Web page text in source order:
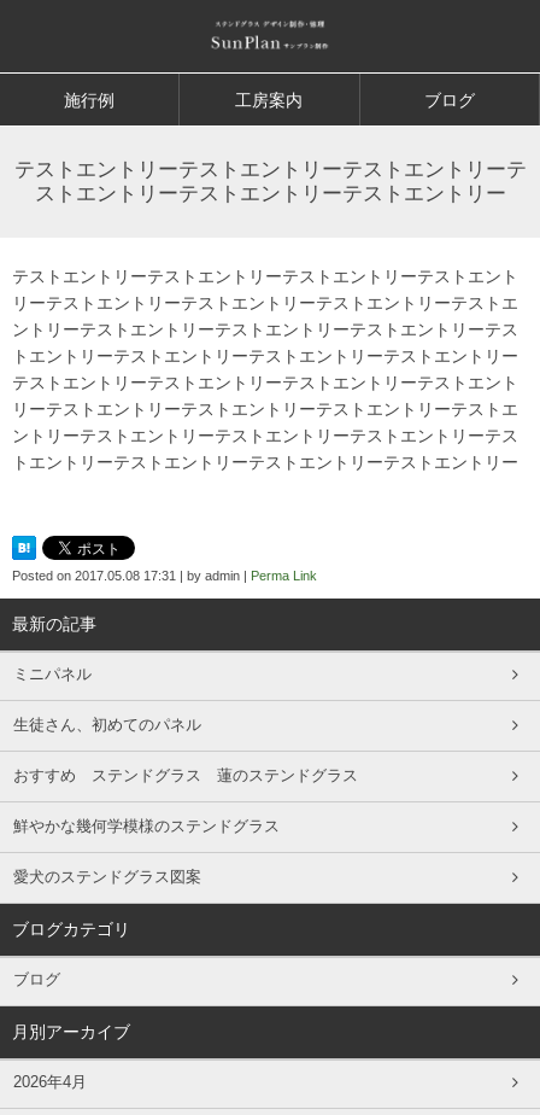
施行例 工房案内 ブログ
テストエントリーテストエントリーテストエントリーテ
ストエントリーテストエントリーテストエントリー
テストエントリーテストエントリーテストエントリーテストエント
リーテストエントリーテストエントリーテストエントリーテストエ
ントリーテストエントリーテストエントリーテストエントリーテス
トエントリーテストエントリーテストエントリーテストエントリー
テストエントリーテストエントリーテストエントリーテストエント
リーテストエントリーテストエントリーテストエントリーテストエ
ントリーテストエントリーテストエントリーテストエントリーテス
トエントリーテストエントリーテストエントリーテストエントリー
Posted on 2017.05.08 17:31 | by admin | Perma Link
最新の記事
ミニパネル
生徒さん、初めてのパネル
おすすめ ステンドグラス 蓮のステンドグラス
鮮やかな幾何学模様のステンドグラス
愛犬のステンドグラス図案
ブログカテゴリ
ブログ
月別アーカイブ
2026年4月